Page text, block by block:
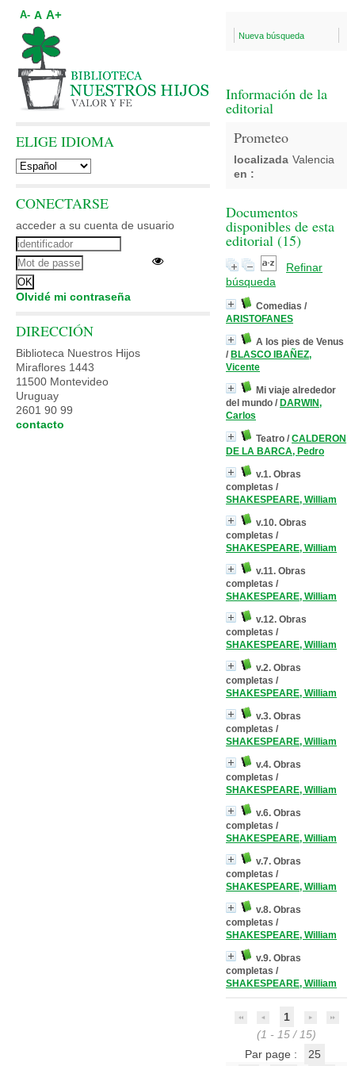
Nueva búsqueda
Información de la
editorial
Prometeo
localizada
en :
Valencia
Documentos
disponibles de esta
editorial (15)
Refinar
búsqueda
Comedias /
ARISTOFANES
A los pies de Venus
/ BLASCO IBAÑEZ,
Vicente
Mi viaje alrededor
del mundo / DARWIN,
Carlos
Teatro / CALDERON
DE LA BARCA, Pedro
v.1. Obras
completas /
SHAKESPEARE, William
v.10. Obras
completas /
SHAKESPEARE, William
v.11. Obras
completas /
SHAKESPEARE, William
v.12. Obras
completas /
SHAKESPEARE, William
v.2. Obras
completas /
SHAKESPEARE, William
v.3. Obras
completas /
SHAKESPEARE, William
v.4. Obras
completas /
SHAKESPEARE, William
v.6. Obras
completas /
SHAKESPEARE, William
v.7. Obras
completas /
SHAKESPEARE, William
v.8. Obras
completas /
SHAKESPEARE, William
v.9. Obras
completas /
SHAKESPEARE, William
1
(1 - 15 / 15)
Par page :
25
A- A A+
ELIGE IDIOMA
CONECTARSE
acceder a su cuenta de usuario
Olvidé mi contraseña
DIRECCIÓN
Biblioteca Nuestros Hijos
Miraflores 1443
11500 Montevideo
Uruguay
2601 90 99
contacto